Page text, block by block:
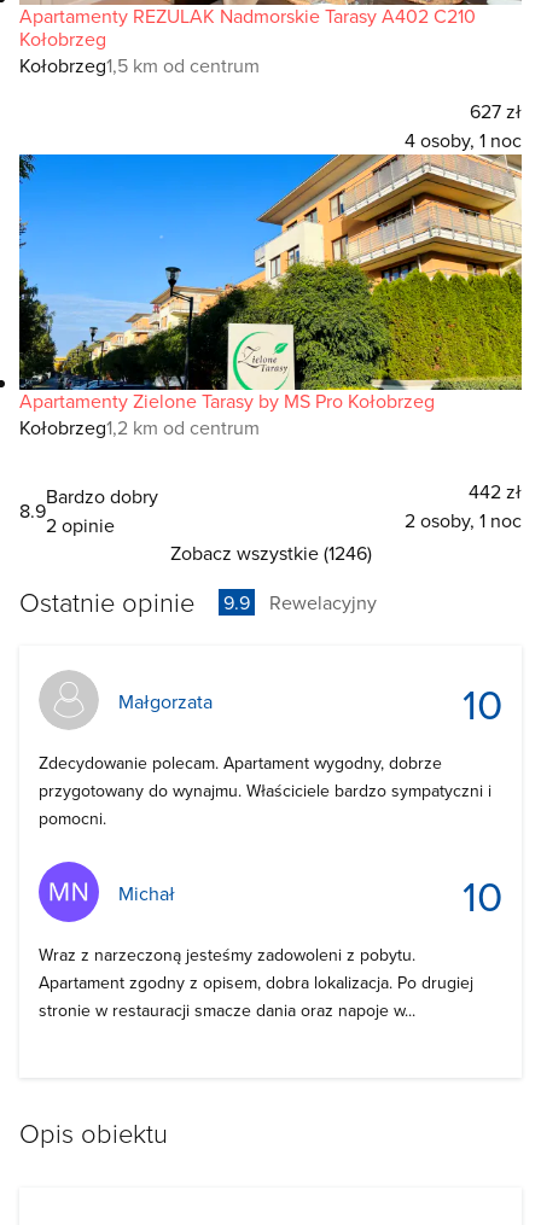
Apartamenty REZULAK Nadmorskie Tarasy A402 C210
Kołobrzeg
Kołobrzeg1,5 km od centrum
627 zł
4 osoby, 1 noc
Apartamenty Zielone Tarasy by MS Pro Kołobrzeg
Kołobrzeg1,2 km od centrum
8.9
Bardzo dobry
2 opinie
442 zł
2 osoby, 1 noc
Zobacz wszystkie (1246)
Ostatnie opinie 9.9 Rewelacyjny
10
Małgorzata
Zdecydowanie polecam. Apartament wygodny, dobrze
przygotowany do wynajmu. Właściciele bardzo sympatyczni i
pomocni.
10
Michał
Wraz z narzeczoną jesteśmy zadowoleni z pobytu.
Apartament zgodny z opisem, dobra lokalizacja. Po drugiej
stronie w restauracji smacze dania oraz napoje w...
Opis obiektu